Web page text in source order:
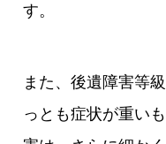
す。
また、後遺障害等
っとも症状が重い